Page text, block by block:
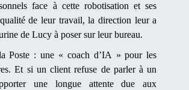
face à cette robotisation et ses
de leur travail, la direction leur a
de Lucy à poser sur leur bureau.
Poste : une « coach d’IA » pour les
Et si un client refuse de parler à un
une longue attente due aux